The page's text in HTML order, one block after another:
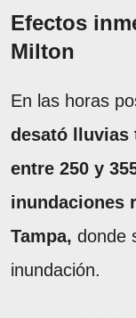
Efectos
Milton
En las horas
desató lluvias
entre 250 y
inundaciones
Tampa, donde
inundación.